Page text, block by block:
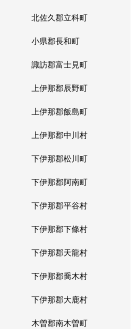
北佐久郡立科町
小県郡長和町
諏訪郡富士見町
上伊那郡辰野町
上伊那郡飯島町
上伊那郡中川村
下伊那郡松川町
下伊那郡阿南町
下伊那郡平谷村
下伊那郡下條村
下伊那郡天龍村
下伊那郡喬木村
下伊那郡大鹿村
木曽郡南木曽町